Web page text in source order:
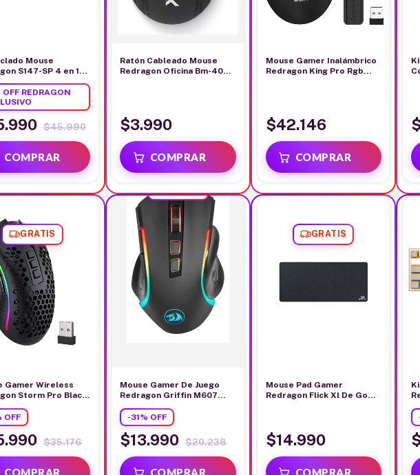
Mouse
S147-SP 4 en 1
REDRAGON
$45.990
Ratón Cableado Mouse
Redragon Oficina Bm-4049
$3.990
Mouse Gamer Inalámbrico
Redragon King Pro Rgb
$42.146
GRATIS
Gamer Wireless
Storm Pro Black
OFF
$35.176
Mouse Gamer De Juego
Redragon Griffin M607
-31% OFF
$13.990 $20.238
GRATIS
Mouse Pad Gamer
Redragon Flick Xl De Goma
$14.990